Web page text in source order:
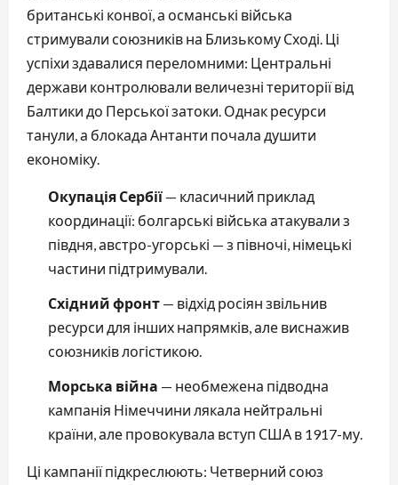
британські конвої, а османські війська
стримували союзників на Близькому Сході. Ці
успіхи здавалися переломними: Центральні
держави контролювали величезні території від
Балтики до Перської затоки. Однак ресурси
танули, а блокада Антанти почала душити
економіку.
Окупація Сербії — класичний приклад
координації: болгарські війська атакували з
півдня, австро-угорські — з півночі, німецькі
частини підтримували.
Східний фронт — відхід росіян звільнив
ресурси для інших напрямків, але виснажив
союзників логістикою.
Морська війна — необмежена підводна
кампанія Німеччини лякала нейтральні
країни, але провокувала вступ США в 1917-му.
Ці кампанії підкреслюють: Четверний союз